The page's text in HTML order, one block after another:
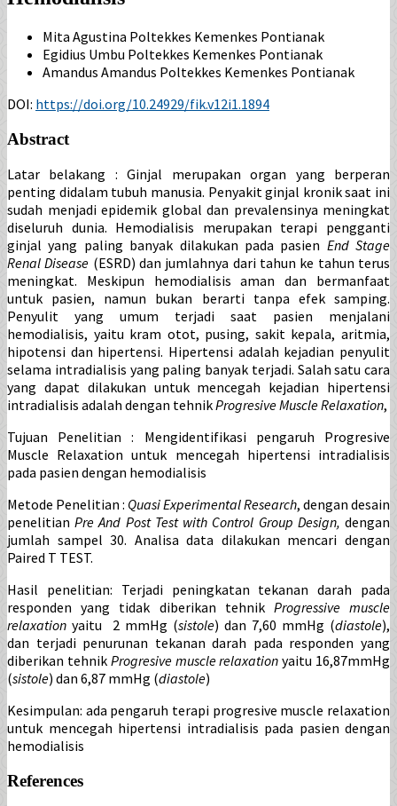
Mita Agustina Poltekkes Kemenkes Pontianak
Egidius Umbu Poltekkes Kemenkes Pontianak
Amandus Amandus Poltekkes Kemenkes Pontianak
DOI: https://doi.org/10.24929/fik.v12i1.1894
Abstract
Latar belakang : Ginjal merupakan organ yang berperan
penting didalam tubuh manusia. Penyakit ginjal kronik saat ini
sudah menjadi epidemik global dan prevalensinya meningkat
diseluruh dunia. Hemodialisis merupakan terapi pengganti
ginjal yang paling banyak dilakukan pada pasien End Stage
Renal Disease (ESRD) dan jumlahnya dari tahun ke tahun terus
meningkat. Meskipun hemodialisis aman dan bermanfaat
untuk pasien, namun bukan berarti tanpa efek samping.
Penyulit yang umum terjadi saat pasien menjalani
hemodialisis, yaitu kram otot, pusing, sakit kepala, aritmia,
hipotensi dan hipertensi. Hipertensi adalah kejadian penyulit
selama intradialisis yang paling banyak terjadi. Salah satu cara
yang dapat dilakukan untuk mencegah kejadian hipertensi
intradialisis adalah dengan tehnikProgresive Muscle Relaxation,
Tujuan Penelitian : Mengidentifikasi pengaruh Progresive
Muscle Relaxation untuk mencegah hipertensi intradialisis
pada pasien dengan hemodialisis
Metode Penelitian : QuasiExperimental Research, dengan desain
penelitianPre And Post Test with Control Group Design, dengan
jumlah sampel 30. Analisa data dilakukan mencari dengan
Paired T TEST.
Hasil penelitian: Terjadi peningkatan tekanan darah pada
responden yang tidak diberikan tehnik Progressive muscle
relaxation yaitu 2 mmHg (sistole) dan 7,60 mmHg (diastole),
dan terjadi penurunan tekanan darah pada responden yang
diberikan tehnik Progresive muscle relaxation yaitu 16,87mmHg
(sistole) dan 6,87 mmHg (diastole)
Kesimpulan: ada pengaruh terapi progresive muscle relaxation
untuk mencegah hipertensi intradialisis pada pasien dengan
hemodialisis
References